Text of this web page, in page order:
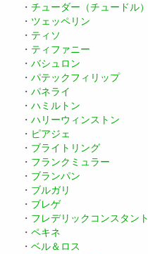
・ チューダー（チュードル）
・ ツェッペリン
・ ティソ
・ ティファニー
・ バシュロン
・ パテックフィリップ
・ パネライ
・ ハミルトン
・ ハリーウィンストン
・ ピアジェ
・ ブライトリング
・ フランクミュラー
・ ブランパン
・ ブルガリ
・ ブレゲ
・ フレデリックコンスタント
・ ペキネ
・ ベル＆ロス